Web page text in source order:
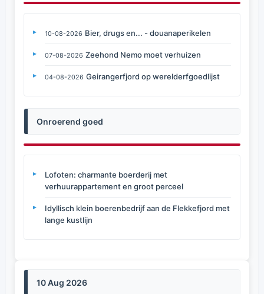
10-08-2026 Bier, drugs en... - douanaperikelen
07-08-2026 Zeehond Nemo moet verhuizen
04-08-2026 Geirangerfjord op werelderfgoedlijst
Onroerend goed
Lofoten: charmante boerderij met
verhuurappartement en groot perceel
Idyllisch klein boerenbedrijf aan de Flekkefjord met
lange kustlijn
10 Aug 2026